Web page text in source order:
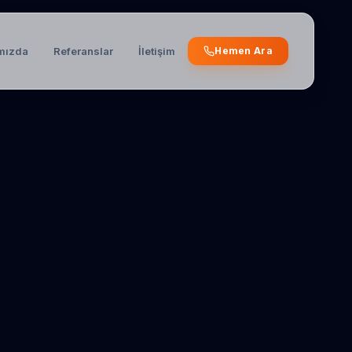
Referanslar İletişim Hemen Ara